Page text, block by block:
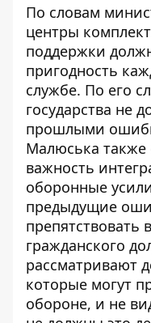
По словам
центры
поддержки
пригодность
службе. По его
государства не
прошлыми
Малюська также
важность
оборонные
предыдущие
гражданского
рассматривают
которые могут
обороне, и не